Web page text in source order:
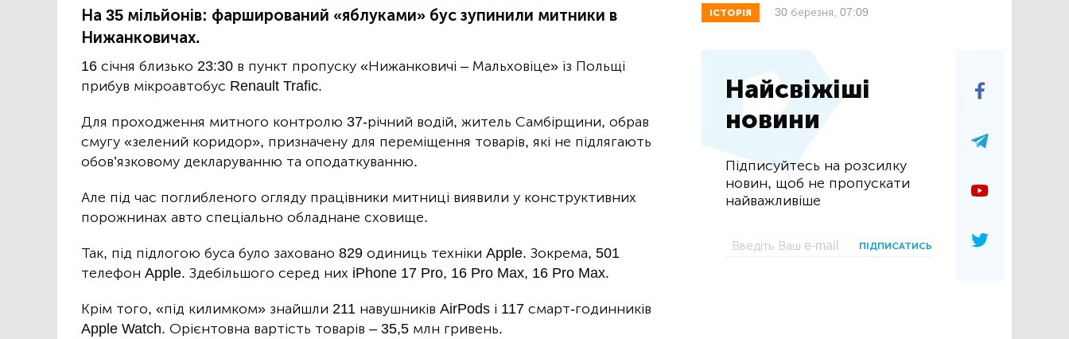
На 35 мільйонів: фарширований «яблуками» бус зупинили митники в
Нижанковичах.
16 січня близько 23:30 в пункт пропуску «Нижанковичі – Мальховіце» із Польщі
прибув мікроавтобус Renault Trafic.
Для проходження митного контролю 37-річний водій, житель Самбірщини, обрав
смугу «зелений коридор», призначену для переміщення товарів, які не підлягають
обов’язковому декларуванню та оподаткуванню.
Але під час поглибленого огляду працівники митниці виявили у конструктивних
порожнинах авто спеціально обладнане сховище.
Так, під підлогою буса було заховано 829 одиниць техніки Apple. Зокрема, 501
телефон Apple. Здебільшого серед них iPhone 17 Pro, 16 Pro Max, 16 Pro Max.
Крім того, «під килимком» знайшли 211 навушників AirPods і 117 смарт-годинників
Apple Watch. Орієнтовна вартість товарів – 35,5 млн гривень.
ІСТОРІЯ 30 березня, 07:09
Найсвіжіші
новини
Підписуйтесь на розсилку
новин, щоб не пропускати
найважливіше
ПІДПИСАТИСЬ